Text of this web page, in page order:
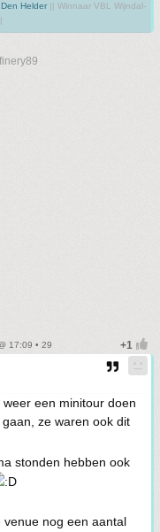
Den Helder || Winnaar VBL Wijndal-
17:09 • 29
een minitour doen
ze waren ook dit
stonden hebben ook
nog een aantal